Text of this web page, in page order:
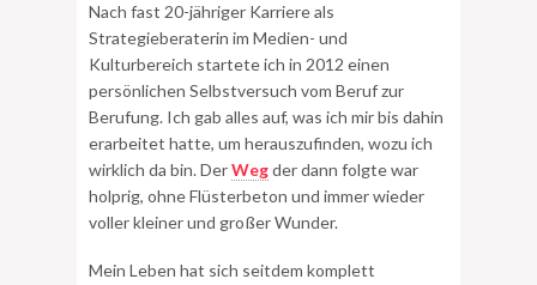
Nach fast 20-jähriger Karriere als
Strategieberaterin im Medien- und
Kulturbereich startete ich in 2012 einen
persönlichen Selbstversuch vom Beruf zur
Berufung. Ich gab alles auf, was ich mir bis dahin
erarbeitet hatte, um herauszufinden, wozu ich
wirklich da bin. DerWegder dann folgte war
holprig, ohne Flüsterbeton und immer wieder
voller kleiner und großer Wunder.
Mein Leben hat sich seitdem komplett